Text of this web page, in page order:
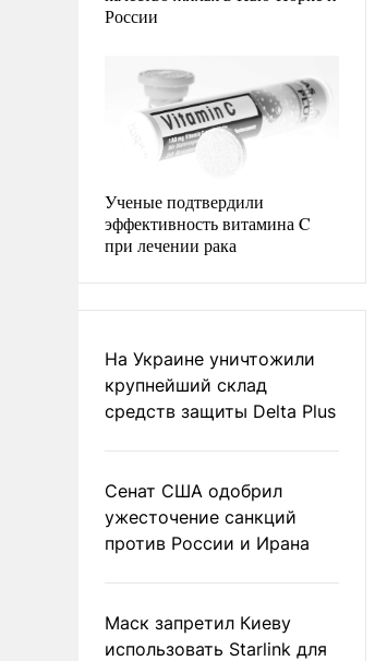
России
Ученые подтвердили
эффективность витамина C
при лечении рака
На Украине уничтожили
крупнейший склад
средств защиты Delta Plus
Сенат США одобрил
ужесточение санкций
против России и Ирана
Маск запретил Киеву
использовать Starlink для